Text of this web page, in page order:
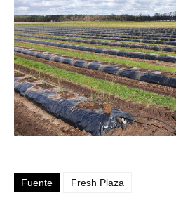
Fuente Fresh Plaza